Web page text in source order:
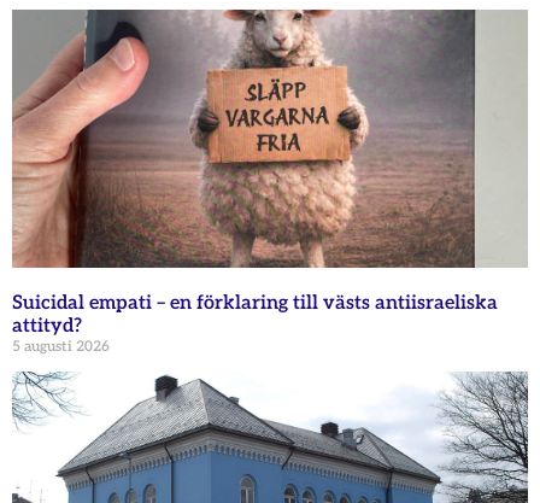
Suicidal empati – en förklaring till västs antiisraeliska
attityd?
5 augusti 2026